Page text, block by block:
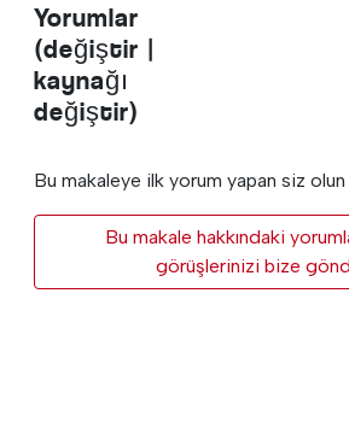
Yorumlar
(değiştir |
kaynağı
değiştir)
Bu makaleye ilk yorum yapan siz olun
Bu makale hakkındaki
görüşlerinizi bize